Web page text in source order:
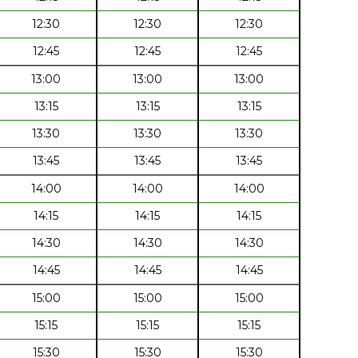
12:30
12:30
12:30
12:45
12:45
12:45
13:00
13:00
13:00
13:15
13:15
13:15
13:30
13:30
13:30
13:45
13:45
13:45
14:00
14:00
14:00
14:15
14:15
14:15
14:30
14:30
14:30
14:45
14:45
14:45
15:00
15:00
15:00
15:15
15:15
15:15
15:30
15:30 15:30